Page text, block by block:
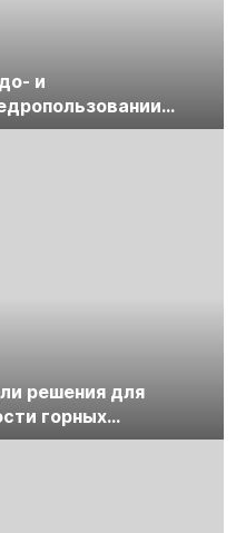
и
решения для
горных